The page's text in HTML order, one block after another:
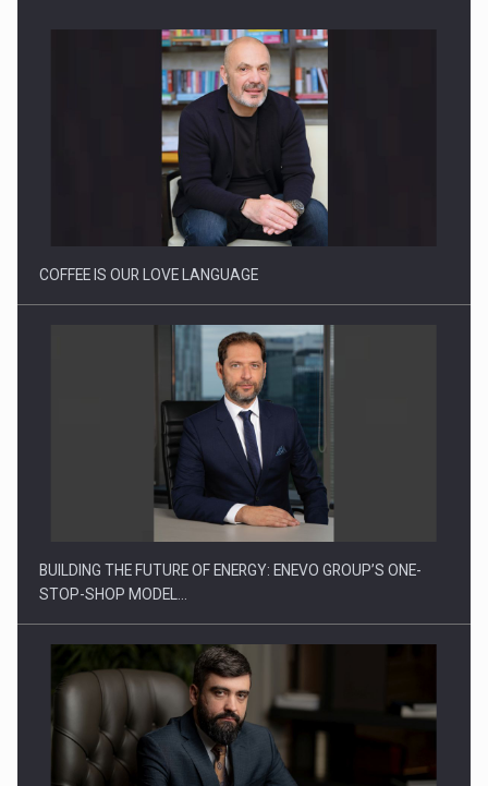
Proteinmaxxing and the Future of Protein Demand
Energia fotovoltaica, pilon de stabilitate pentru sistemul
COFFEE IS OUR LOVE LANGUAGE
BUILDING THE FUTURE OF ENERGY: ENEVO GROUP’S ONE-
STOP-SHOP MODEL…